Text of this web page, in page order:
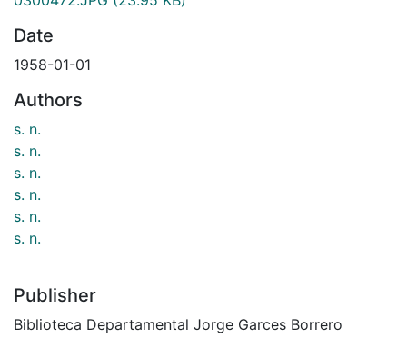
Date
1958-01-01
Authors
s. n.
s. n.
s. n.
s. n.
s. n.
s. n.
Publisher
Biblioteca Departamental Jorge Garces Borrero